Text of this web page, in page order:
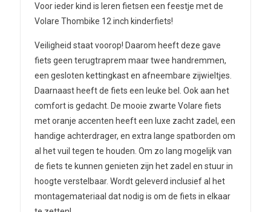
Voor ieder kind is leren fietsen een feestje met de
Volare Thombike 12 inch kinderfiets!
Veiligheid staat voorop! Daarom heeft deze gave
fiets geen terugtraprem maar twee handremmen,
een gesloten kettingkast en afneembare zijwieltjes.
Daarnaast heeft de fiets een leuke bel. Ook aan het
comfort is gedacht. De mooie zwarte Volare fiets
met oranje accenten heeft een luxe zacht zadel, een
handige achterdrager, en extra lange spatborden om
al het vuil tegen te houden. Om zo lang mogelijk van
de fiets te kunnen genieten zijn het zadel en stuur in
hoogte verstelbaar. Wordt geleverd inclusief al het
montagemateriaal dat nodig is om de fiets in elkaar